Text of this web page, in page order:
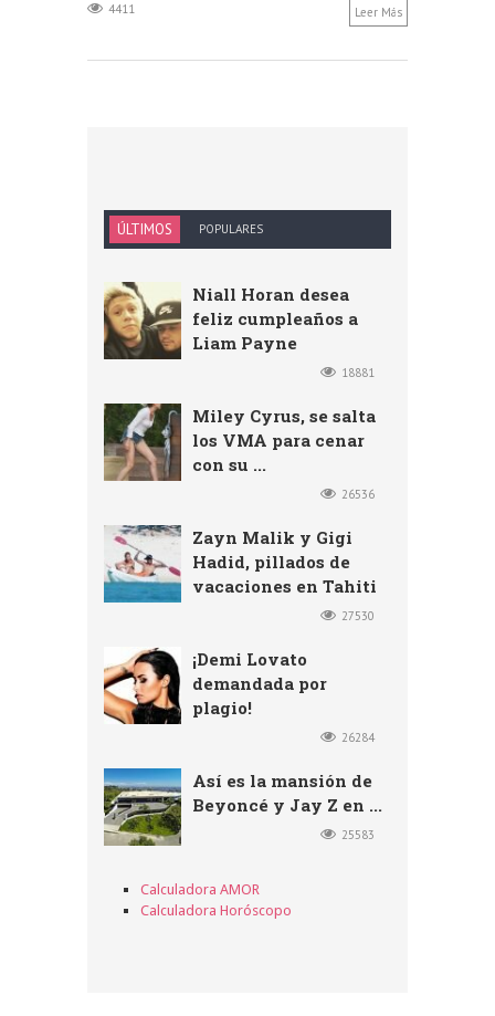
4411 Leer Más
ÚLTIMOS POPULARES
Niall Horan desea
feliz cumpleaños a
Liam Payne
18881
Miley Cyrus, se salta
los VMA para cenar
con su ...
26536
Zayn Malik y Gigi
Hadid, pillados de
vacaciones en Tahiti
27530
¡Demi Lovato
demandada por
plagio!
26284
Así es la mansión de
Beyoncé y Jay Z en ...
25583
Calculadora AMOR
Calculadora Horóscopo